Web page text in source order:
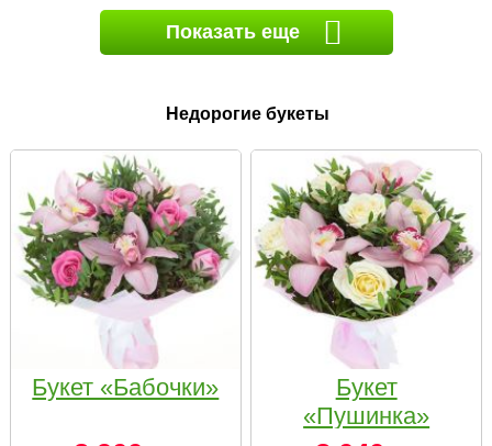
Показать еще
Недорогие букеты
Букет «Бабочки»
Букет
«Пушинка»